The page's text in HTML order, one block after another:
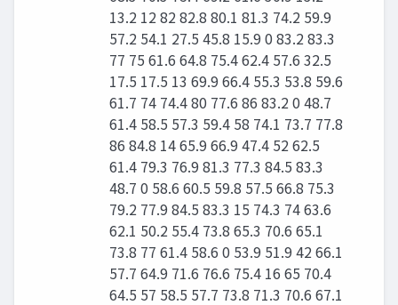
13.2 12 82 82.8 80.1 81.3 74.2 59.9
57.2 54.1 27.5 45.8 15.9 0 83.2 83.3
77 75 61.6 64.8 75.4 62.4 57.6 32.5
17.5 17.5 13 69.9 66.4 55.3 53.8 59.6
61.7 74 74.4 80 77.6 86 83.2 0 48.7
61.4 58.5 57.3 59.4 58 74.1 73.7 77.8
86 84.8 14 65.9 66.9 47.4 52 62.5
61.4 79.3 76.9 81.3 77.3 84.5 83.3
48.7 0 58.6 60.5 59.8 57.5 66.8 75.3
79.2 77.9 84.5 83.3 15 74.3 74 63.6
62.1 50.2 55.4 73.8 65.3 70.6 65.1
73.8 77 61.4 58.6 0 53.9 51.9 42 66.1
57.7 64.9 71.6 76.6 75.4 16 65 70.4
64.5 57 58.5 57.7 73.8 71.3 70.6 67.1